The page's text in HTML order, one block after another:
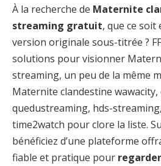
À la recherche de Maternite
streaming gratuit, que ce soit
version originale sous-titrée ?
solutions pour visionner
streaming, un peu de la même
Maternite clandestine
quedustreaming, hds-
time2watch pour clore la liste.
bénéficiez d’une plateforme
fiable et pratique pour